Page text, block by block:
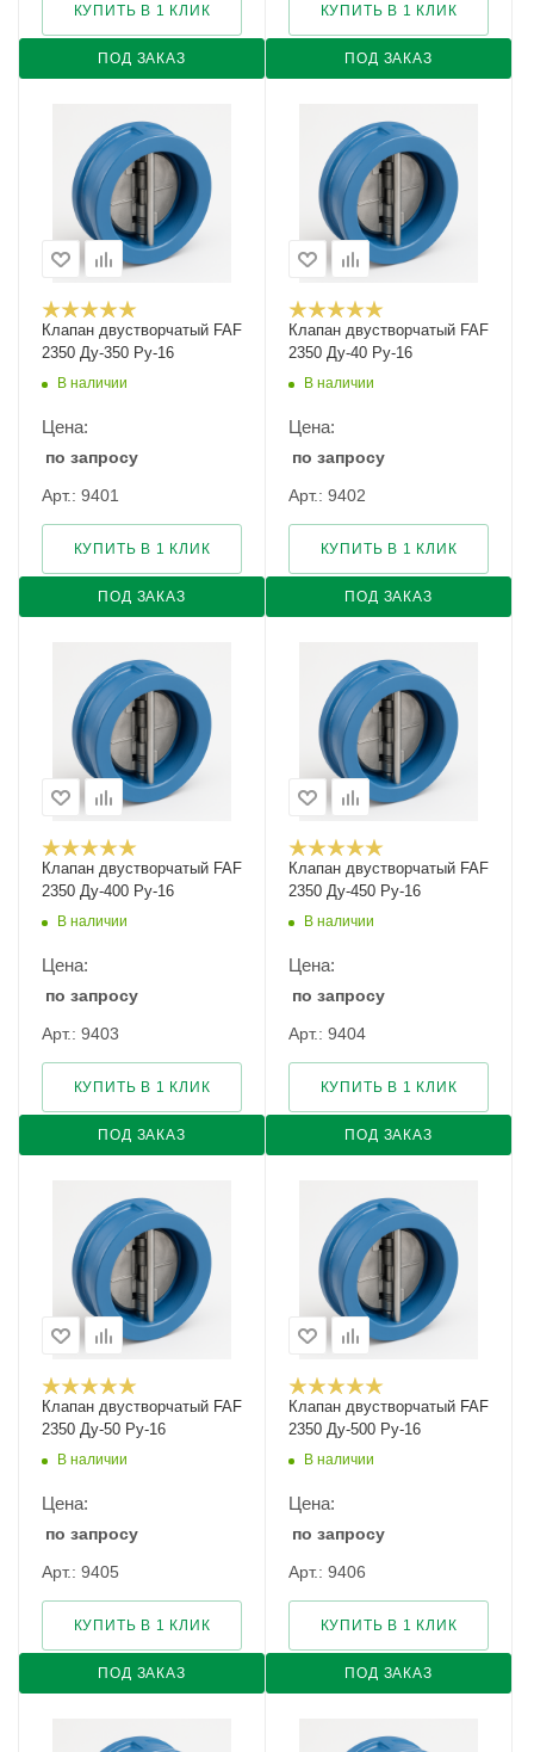
ПОД ЗАКАЗ
КУПИТЬ В 1 КЛИК
ПОД ЗАКАЗ
КУПИТЬ В 1 КЛИК
Клапан двустворчатый FAF
2350 Ду-350 Ру-16
В наличии
Цена:
по запросу
Арт.: 9401
ПОД ЗАКАЗ
КУПИТЬ В 1 КЛИК
Клапан двустворчатый FAF
2350 Ду-40 Ру-16
В наличии
Цена:
по запросу
Арт.: 9402
ПОД ЗАКАЗ
КУПИТЬ В 1 КЛИК
Клапан двустворчатый FAF
2350 Ду-400 Ру-16
В наличии
Цена:
по запросу
Арт.: 9403
ПОД ЗАКАЗ
КУПИТЬ В 1 КЛИК
Клапан двустворчатый FAF
2350 Ду-450 Ру-16
В наличии
Цена:
по запросу
Арт.: 9404
ПОД ЗАКАЗ
КУПИТЬ В 1 КЛИК
Клапан двустворчатый FAF
2350 Ду-50 Ру-16
В наличии
Цена:
по запросу
Арт.: 9405
ПОД ЗАКАЗ
КУПИТЬ В 1 КЛИК
Клапан двустворчатый FAF
2350 Ду-500 Ру-16
В наличии
Цена:
по запросу
Арт.: 9406
ПОД ЗАКАЗ
КУПИТЬ В 1 КЛИК